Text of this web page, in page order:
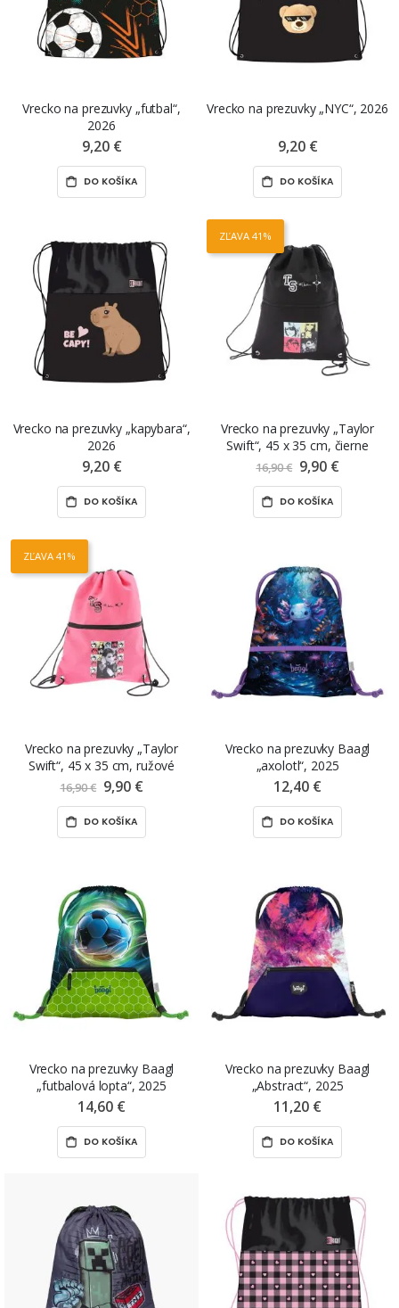
Vrecko na prezuvky „futbal“,
2026
9,20 €
DO KOŠÍKA
Vrecko na prezuvky „NYC“, 2026
9,20 €
DO KOŠÍKA
Vrecko na prezuvky „kapybara“,
2026
9,20 €
DO KOŠÍKA
ZĽAVA 41%
Vrecko na prezuvky „Taylor
Swift“, 45 x 35 cm, čierne
16,90 € Znížená
cena
9,90 €
DO KOŠÍKA
ZĽAVA 41%
Vrecko na prezuvky „Taylor
Swift“, 45 x 35 cm, ružové
16,90 € Znížená
cena
9,90 €
DO KOŠÍKA
Vrecko na prezuvky Baagl
„axolotl“, 2025
12,40 €
DO KOŠÍKA
Vrecko na prezuvky Baagl
„futbalová lopta“, 2025
14,60 €
DO KOŠÍKA
Vrecko na prezuvky Baagl
„Abstract“, 2025
11,20 €
DO KOŠÍKA